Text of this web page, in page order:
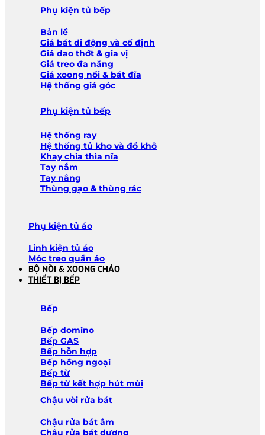
Phụ kiện tủ bếp
Bản lề
Giá bát di động và cố định
Giá dao thớt & gia vị
Giá treo đa năng
Giá xoong nồi & bát đĩa
Hệ thống giá góc
Phụ kiện tủ bếp
Hệ thống ray
Hệ thống tủ kho và đồ khô
Khay chia thìa nĩa
Tay nắm
Tay nâng
Thùng gạo & thùng rác
Phụ kiện tủ áo
Linh kiện tủ áo
Móc treo quần áo
BỘ NỒI & XOONG CHẢO
THIẾT BỊ BẾP
Bếp
Bếp domino
Bếp GAS
Bếp hỗn hợp
Bếp hồng ngoại
Bếp từ
Bếp từ kết hợp hút mùi
Chậu vòi rửa bát
Chậu rửa bát âm
Chậu rửa bát dương